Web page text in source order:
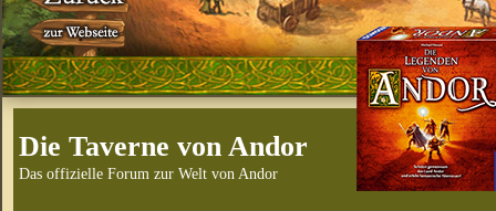
Die Taverne von Andor
Das offizielle Forum zur Welt von Andor